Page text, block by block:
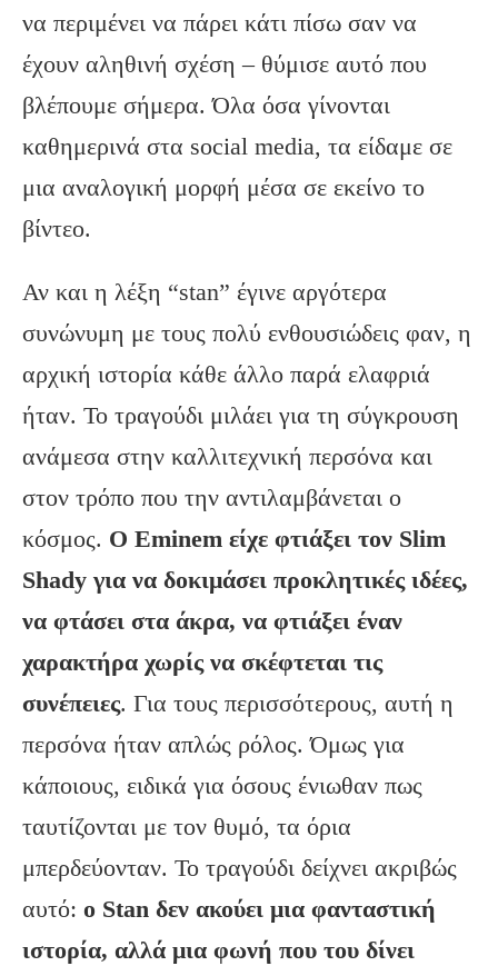
να περιμένει να πάρει κάτι πίσω σαν να
έχουν αληθινή σχέση – θύμισε αυτό που
βλέπουμε σήμερα. Όλα όσα γίνονται
καθημερινά στα social media, τα είδαμε σε
μια αναλογική μορφή μέσα σε εκείνο το
βίντεο.
Αν και η λέξη “stan” έγινε αργότερα
συνώνυμη με τους πολύ ενθουσιώδεις φαν, η
αρχική ιστορία κάθε άλλο παρά ελαφριά
ήταν. Το τραγούδι μιλάει για τη σύγκρουση
ανάμεσα στην καλλιτεχνική περσόνα και
στον τρόπο που την αντιλαμβάνεται ο
κόσμος. Ο Eminem είχε φτιάξει τον Slim
Shady για να δοκιμάσει προκλητικές ιδέες,
να φτάσει στα άκρα, να φτιάξει έναν
χαρακτήρα χωρίς να σκέφτεται τις
συνέπειες. Για τους περισσότερους, αυτή η
περσόνα ήταν απλώς ρόλος. Όμως για
κάποιους, ειδικά για όσους ένιωθαν πως
ταυτίζονται με τον θυμό, τα όρια
μπερδεύονταν. Το τραγούδι δείχνει ακριβώς
αυτό: ο Stan δεν ακούει μια φανταστική
ιστορία, αλλά μια φωνή που του δίνει